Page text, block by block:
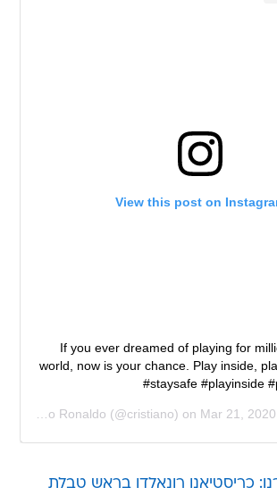
View this post on
If you ever dreamed of playing for
world, now is your chance. Play inside,
#staysafe #playinside
Cristiano Ronaldo (@cristiano) on Mar 21,
כריסטיאנו רונאלדו בראש טבלת